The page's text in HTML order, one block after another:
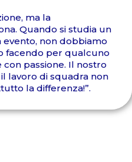
ma la
Quando si studia un
non dobbiamo
facendo per qualcuno
passione. Il nostro
lavoro di squadra non
la differenza!”.